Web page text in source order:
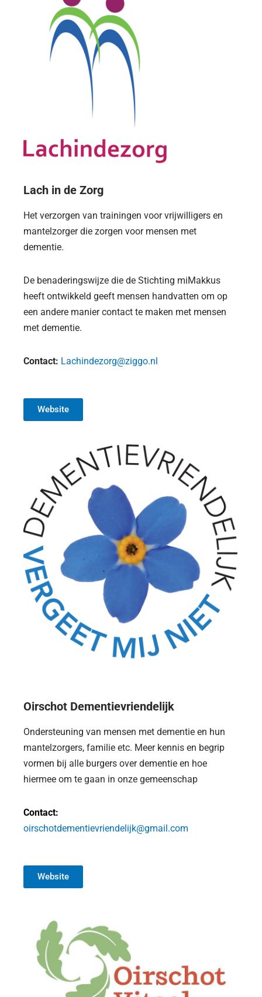
Lach in de Zorg
Het verzorgen van trainingen voor vrijwilligers en
mantelzorger die zorgen voor mensen met
dementie.
De benaderingswijze die de Stichting miMakkus
heeft ontwikkeld geeft mensen handvatten om op
een andere manier contact te maken met mensen
met dementie.
Contact: Lachindezorg@ziggo.nl
Website
Oirschot Dementievriendelijk
Ondersteuning van mensen met dementie en hun
mantelzorgers, familie etc. Meer kennis en begrip
vormen bij alle burgers over dementie en hoe
hiermee om te gaan in onze gemeenschap
Contact:
oirschotdementievriendelijk@gmail.com
Website